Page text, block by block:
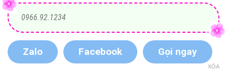
0966.92.1234
Zalo Facebook Gọi ngay
XÓA